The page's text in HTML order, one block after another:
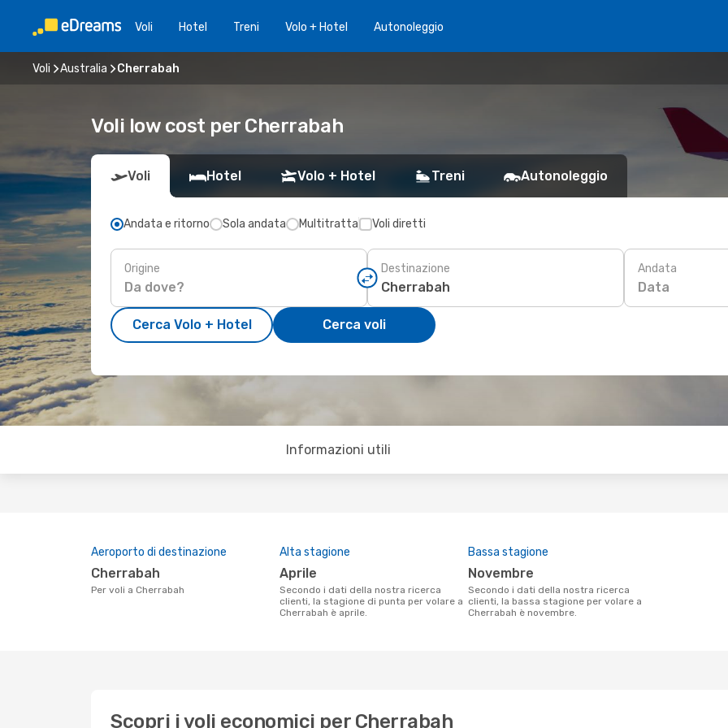
Voli Hotel Treni Volo + Hotel Autonoleggio
Voli Australia Cherrabah
Voli low cost per Cherrabah
Voli Hotel Volo + Hotel Treni Autonoleggio
Andata e ritorno Sola andata Multitratta Voli diretti
Origine Destinazione Andata
Data
Cerca Volo + Hotel Cerca voli
Informazioni utili
Aeroporto di destinazione
Cherrabah
Per voli a Cherrabah
Alta stagione
aprile
Secondo i dati della nostra ricerca
clienti, la stagione di punta per volare a
Cherrabah è aprile.
Bassa stagione
novembre
Secondo i dati della nostra ricerca
clienti, la bassa stagione per volare a
Cherrabah è novembre.
Scopri i voli economici per Cherrabah